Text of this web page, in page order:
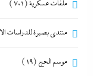
ملفات عسكرية(701)
منتدى بصيرة للدراسات
موسم الحج (19)